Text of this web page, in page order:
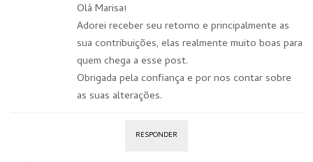
Olá Marisa!
Adorei receber seu retorno e principalmente as
sua contribuições, elas realmente muito boas para
quem chega a esse post.
Obrigada pela confiança e por nos contar sobre
as suas alterações.
RESPONDER